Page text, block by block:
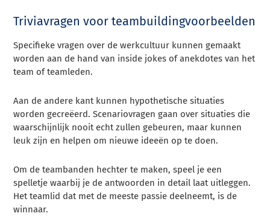
Triviavragen voor teambuildingvoorbeelden
Specifieke vragen over de werkcultuur kunnen gemaakt
worden aan de hand van inside jokes of anekdotes van het
team of teamleden.
Aan de andere kant kunnen hypothetische situaties
worden gecreëerd. Scenariovragen gaan over situaties die
waarschijnlijk nooit echt zullen gebeuren, maar kunnen
leuk zijn en helpen om nieuwe ideeën op te doen.
Om de teambanden hechter te maken, speel je een
spelletje waarbij je de antwoorden in detail laat uitleggen.
Het teamlid dat met de meeste passie deelneemt, is de
winnaar.